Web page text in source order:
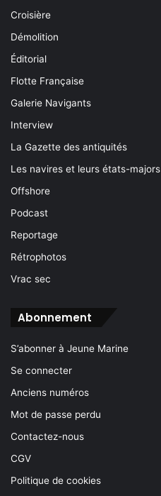
Croisière
Démolition
Éditorial
Flotte Française
Galerie Navigants
Interview
La Gazette des antiquités
Les navires et leurs états-majors
Offshore
Podcast
Reportage
Rétrophotos
Vrac sec
Abonnement
S’abonner à Jeune Marine
Se connecter
Anciens numéros
Mot de passe perdu
Contactez-nous
CGV
Politique de cookies